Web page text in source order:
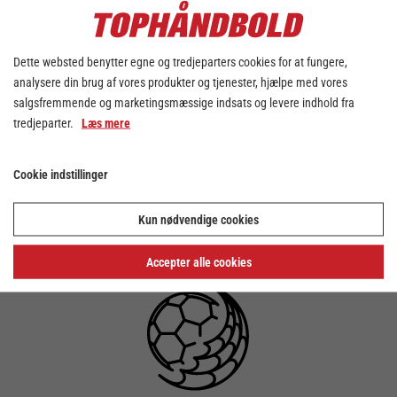
Fan-afstemning er færdig og Månedens
redning for oktober 2023 i Kvindeligaen
Stemmeperioden for Månedens Hold i
Kvindeligaen for oktober er færdig, og vi
siger kæmpe tak til de mange fans, der har
afgivet deres stemme på månedens bedste
Månedens redning blev med 39,5% procent
af stemmerne Catharina Broch fra Nykøbing
F. Håndbold.
Dette websted benytter egne og tredjeparters cookies for at fungere,
analysere din brug af vores produkter og tjenester, hjælpe med vores
salgsfremmende og marketingsmæssige indsats og levere indhold fra
tredjeparter. Læs mere
Cookie indstillinger
Kun nødvendige cookies
Accepter alle cookies